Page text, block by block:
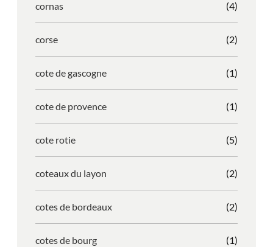
cornas (4)
corse (2)
cote de gascogne (1)
cote de provence (1)
cote rotie (5)
coteaux du layon (2)
cotes de bordeaux (2)
cotes de bourg (1)